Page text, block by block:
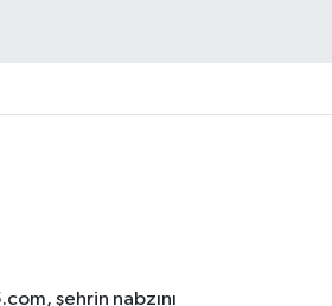
şehrin nabzını